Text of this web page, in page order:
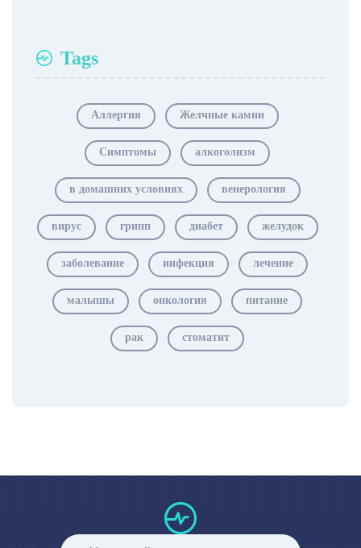
Tags
Аллергия Желчные камни
Симптомы алкоголизм
в домашних условиях венерология
вирус грипп диабет желудок
заболевание инфекция лечение
малышы онкология питание
рак стоматит